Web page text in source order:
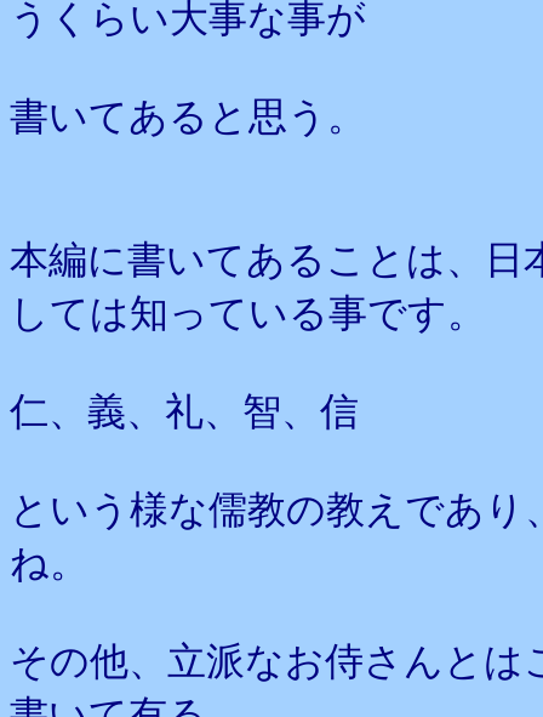
うくらい大事な事が
書いてあると思う。
本編に書いてあることは、
しては知っている事です。
仁、義、礼、智、信
という様な儒教の教えであ
ね。
その他、立派なお侍さんと